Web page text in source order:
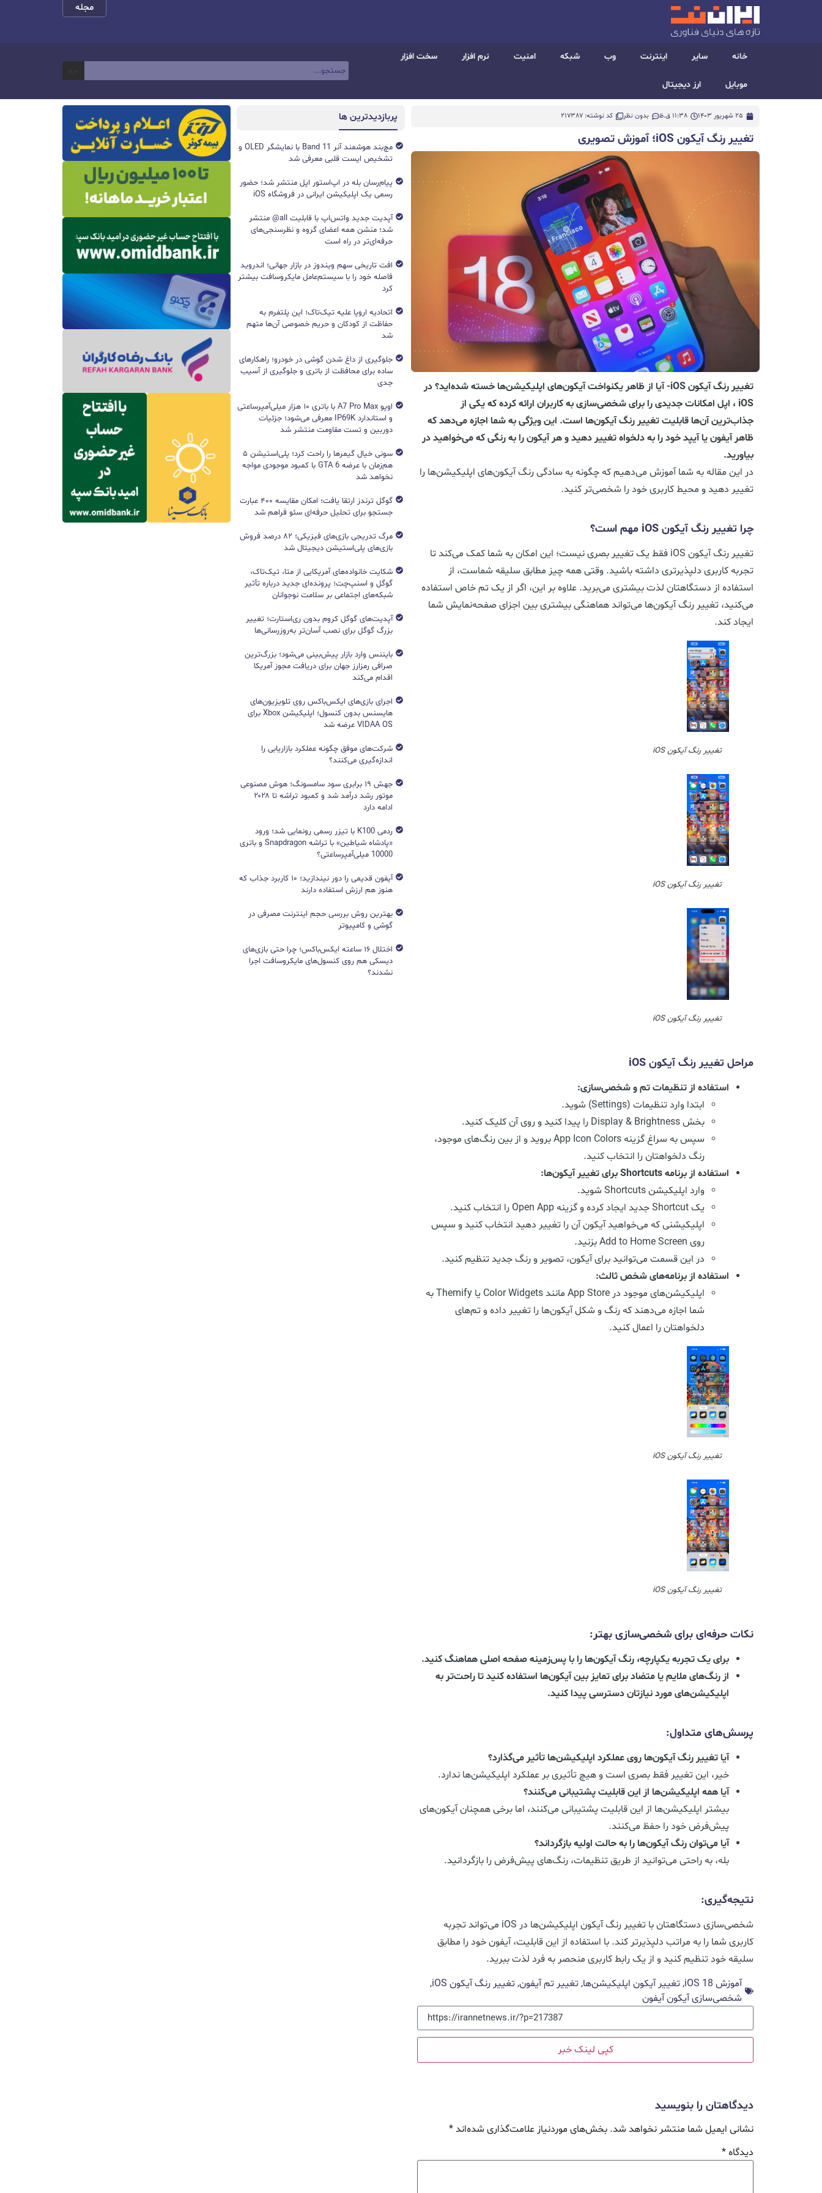
مجله
خانه سایر اینترنت وب شبکه امنیت نرم افزار سخت افزار
موبایل ارز دیجیتال
25 شهریور 1403 11:38 ق.ظ بدون نظر کد نوشته: 217387
تغییر رنگ آیکون iOS؛ آموزش تصویری
تغییر رنگ آیکون iOS- آیا از ظاهر یکنواخت آیکون‌های اپلیکیشن‌ها خسته شده‌اید؟ در
iOS ، اپل امکانات جدیدی را برای شخصی‌سازی به کاربران ارائه کرده که یکی از
جذاب‌ترین آن‌ها قابلیت تغییر رنگ آیکون‌ها است. این ویژگی به شما اجازه می‌دهد که
ظاهر آیفون یا آیپد خود را به دلخواه تغییر دهید و هر آیکون را به رنگی که می‌خواهید در
بیاورید.
در این مقاله به شما آموزش می‌دهیم که چگونه به سادگی رنگ آیکون‌های اپلیکیشن‌ها را
تغییر دهید و محیط کاربری خود را شخصی‌تر کنید.
چرا تغییر رنگ آیکون iOS مهم است؟
تغییر رنگ آیکون iOS فقط یک تغییر بصری نیست؛ این امکان به شما کمک می‌کند تا
تجربه کاربری دلپذیرتری داشته باشید. وقتی همه چیز مطابق سلیقه شماست، از
استفاده از دستگاهتان لذت بیشتری می‌برید. علاوه بر این، اگر از یک تم خاص استفاده
می‌کنید، تغییر رنگ آیکون‌ها می‌تواند هماهنگی بیشتری بین اجزای صفحه‌نمایش شما
ایجاد کند.
تغییر رنگ آیکون iOS
تغییر رنگ آیکون iOS
تغییر رنگ آیکون iOS
مراحل تغییر رنگ آیکون iOS
استفاده از تنظیمات تم و شخصی‌سازی:
ابتدا وارد تنظیمات (Settings) شوید.
بخش Display & Brightness را پیدا کنید و روی آن کلیک کنید.
سپس به سراغ گزینه App Icon Colors بروید و از بین رنگ‌های موجود،
رنگ دلخواهتان را انتخاب کنید.
استفاده از برنامه Shortcuts برای تغییر آیکون‌ها:
وارد اپلیکیشن Shortcuts شوید.
یک Shortcut جدید ایجاد کرده و گزینه Open App را انتخاب کنید.
اپلیکیشنی که می‌خواهید آیکون آن را تغییر دهید انتخاب کنید و سپس
روی Add to Home Screen بزنید.
در این قسمت می‌توانید برای آیکون، تصویر و رنگ جدید تنظیم کنید.
استفاده از برنامه‌های شخص ثالث:
اپلیکیشن‌های موجود در App Store مانند Color Widgets یا Themify به
شما اجازه می‌دهند که رنگ و شکل آیکون‌ها را تغییر داده و تم‌های
دلخواهتان را اعمال کنید.
تغییر رنگ آیکون iOS
تغییر رنگ آیکون iOS
نکات حرفه‌ای برای شخصی‌سازی بهتر:
برای یک تجربه یکپارچه، رنگ آیکون‌ها را با پس‌زمینه صفحه اصلی هماهنگ کنید.
از رنگ‌های ملایم یا متضاد برای تمایز بین آیکون‌ها استفاده کنید تا راحت‌تر به
اپلیکیشن‌های مورد نیازتان دسترسی پیدا کنید.
پرسش‌های متداول:
آیا تغییر رنگ آیکون‌ها روی عملکرد اپلیکیشن‌ها تأثیر می‌گذارد؟
خیر، این تغییر فقط بصری است و هیچ تأثیری بر عملکرد اپلیکیشن‌ها ندارد.
آیا همه اپلیکیشن‌ها از این قابلیت پشتیبانی می‌کنند؟
بیشتر اپلیکیشن‌ها از این قابلیت پشتیبانی می‌کنند، اما برخی همچنان آیکون‌های
پیش‌فرض خود را حفظ می‌کنند.
آیا می‌توان رنگ آیکون‌ها را به حالت اولیه بازگرداند؟
بله، به راحتی می‌توانید از طریق تنظیمات، رنگ‌های پیش‌فرض را بازگردانید.
نتیجه‌گیری:
شخصی‌سازی دستگاهتان با تغییر رنگ آیکون اپلیکیشن‌ها در iOS می‌تواند تجربه
کاربری شما را به مراتب دلپذیرتر کند. با استفاده از این قابلیت، آیفون خود را مطابق
سلیقه خود تنظیم کنید و از یک رابط کاربری منحصر به فرد لذت ببرید.
آموزش iOS 18
, تغییر آیکون اپلیکیشن‌ها, تغییر تم آیفون, تغییر رنگ آیکون iOS
,
شخصی‌سازی آیکون آیفون
کپی لینک خبر
دیدگاهتان را بنویسید
نشانی ایمیل شما منتشر نخواهد شد. بخش‌های موردنیاز علامت‌گذاری شده‌اند*
دیدگاه*
پربازدیدترین ها
مچ‌بند هوشمند آنر Band 11 با نمایشگر OLED و
تشخیص ایست قلبی معرفی شد
پیام‌رسان بله در اپ‌استور اپل منتشر شد؛ حضور
رسمی یک اپلیکیشن ایرانی در فروشگاه iOS
آپدیت جدید واتس‌اپ با قابلیت all@ منتشر
شد؛ منشن همه اعضای گروه و نظرسنجی‌های
حرفه‌ای‌تر در راه است
افت تاریخی سهم ویندوز در بازار جهانی؛ اندروید
فاصله خود را با سیستم‌عامل مایکروسافت بیشتر
کرد
اتحادیه اروپا علیه تیک‌تاک؛ این پلتفرم به
حفاظت از کودکان و حریم خصوصی آن‌ها متهم
شد
جلوگیری از داغ شدن گوشی در خودرو؛ راهکارهای
ساده برای محافظت از باتری و جلوگیری از آسیب
جدی
اوپو A7 Pro Max با باتری ۱۰ هزار میلی‌آمپرساعتی
و استاندارد IP69K معرفی می‌شود؛ جزئیات
دوربین و تست مقاومت منتشر شد
سونی خیال گیمرها را راحت کرد؛ پلی‌استیشن ۵
هم‌زمان با عرضه GTA 6 با کمبود موجودی مواجه
نخواهد شد
گوگل ترندز ارتقا یافت؛ امکان مقایسه ۴۰۰ عبارت
جستجو برای تحلیل حرفه‌ای سئو فراهم شد
مرگ تدریجی بازی‌های فیزیکی؛ ۸۲ درصد فروش
بازی‌های پلی‌استیشن دیجیتال شد
شکایت خانواده‌های آمریکایی از متا، تیک‌تاک،
گوگل و اسنپ‌چت؛ پرونده‌ای جدید درباره تأثیر
شبکه‌های اجتماعی بر سلامت نوجوانان
آپدیت‌های گوگل کروم بدون ری‌استارت؛ تغییر
بزرگ گوگل برای نصب آسان‌تر به‌روزرسانی‌ها
بایننس وارد بازار پیش‌بینی می‌شود؛ بزرگ‌ترین
صرافی رمزارز جهان برای دریافت مجوز آمریکا
اقدام می‌کند
اجرای بازی‌های ایکس‌باکس روی تلویزیون‌های
هایسنس بدون کنسول؛ اپلیکیشن Xbox برای
VIDAA OS عرضه شد
شرکت‌های موفق چگونه عملکرد بازاریابی را
اندازه‌گیری می‌کنند؟
جهش ۱۹ برابری سود سامسونگ؛ هوش مصنوعی
موتور رشد درآمد شد و کمبود تراشه تا ۲۰۲۸
ادامه دارد
ردمی K100 با تیزر رسمی رونمایی شد؛ ورود
«پادشاه شیاطین» با تراشه Snapdragon و باتری
10000 میلی‌آمپرساعتی؟
آیفون قدیمی را دور نیندازید؛ ۱۰ کاربرد جذاب که
هنوز هم ارزش استفاده دارند
بهترین روش بررسی حجم اینترنت مصرفی در
گوشی و کامپیوتر
اختلال ۱۶ ساعته ایکس‌باکس؛ چرا حتی بازی‌های
دیسکی هم روی کنسول‌های مایکروسافت اجرا
نشدند؟